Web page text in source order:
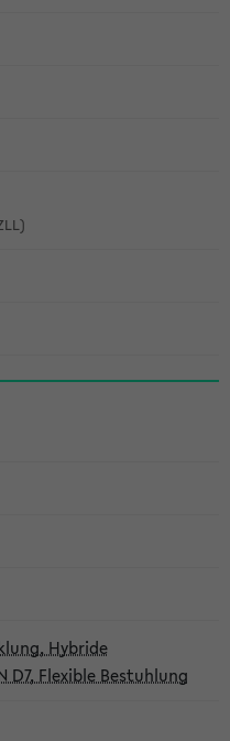
Hybride
Flexible Bestuhlung